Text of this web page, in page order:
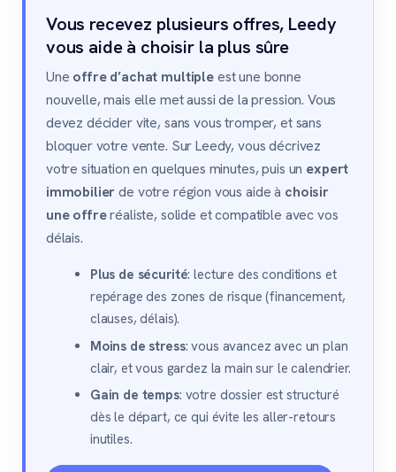
Vous recevez plusieurs offres, Leedy
vous aide à choisir la plus sûre
Une offre d’achat multipleest une bonne
nouvelle, mais elle met aussi de la pression. Vous
devez décider vite, sans vous tromper, et sans
bloquer votre vente. Sur Leedy, vous décrivez
votre situation en quelques minutes, puis un expert
immobilierde votre région vous aide à choisir
une offreréaliste, solide et compatible avec vos
délais.
Plus de sécurité: lecture des conditions et
repérage des zones de risque (financement,
clauses, délais).
Moins de stress: vous avancez avec un plan
clair, et vous gardez la main sur le calendrier.
Gain de temps: votre dossier est structuré
dès le départ, ce qui évite les aller-retours
inutiles.